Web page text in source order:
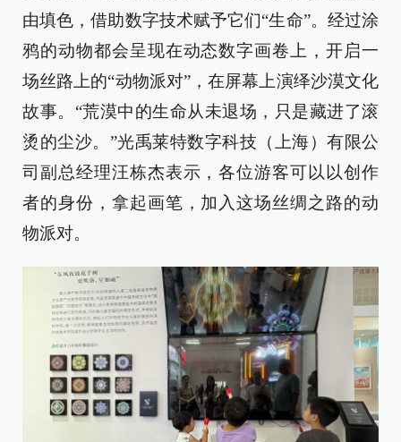
由填色，借助数字技术赋予它们“生命”。经过涂
鸦的动物都会呈现在动态数字画卷上，开启一
场丝路上的“动物派对”，在屏幕上演绎沙漠文化
故事。“荒漠中的生命从未退场，只是藏进了滚
烫的尘沙。”光禹莱特数字科技（上海）有限公
司副总经理汪栋杰表示，各位游客可以以创作
者的身份，拿起画笔，加入这场丝绸之路的动
物派对。